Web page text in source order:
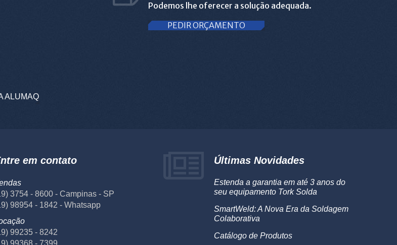
ALUMAQ
Podemos lhe oferecer a solução adequada.
PEDIR ORÇAMENTO
em contato
3754 - 8600 - Campinas - SP
98954 - 1842 - Whatsapp
99235 - 8242
99368 - 7399
Últimas Novidades
Estenda a garantia em até 3 anos do
seu equipamento Tork Solda
SmartWeld: A Nova Era da Soldagem
Colaborativa
Catálogo de Produtos